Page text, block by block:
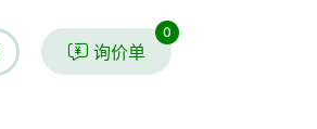
询价单
0